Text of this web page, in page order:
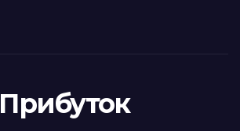
Прибуток